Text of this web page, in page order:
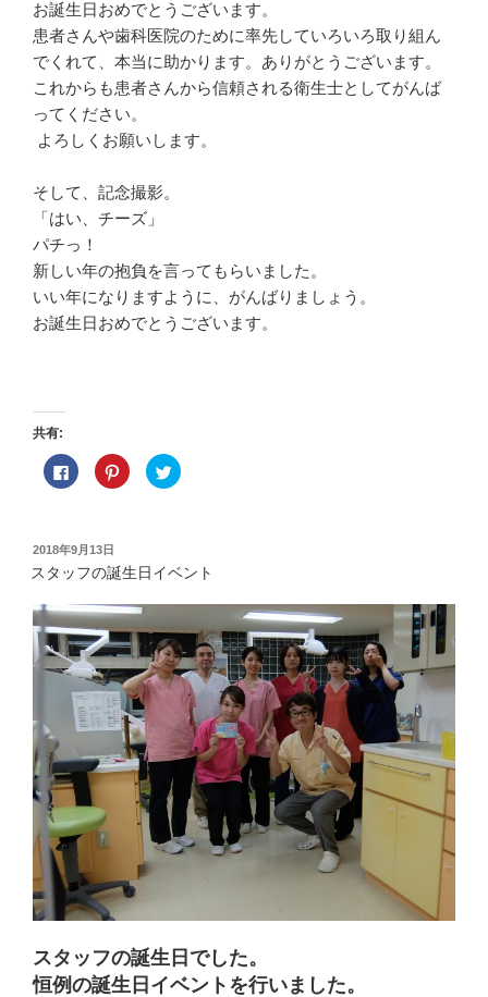
お誕生日おめでとうございます。
患者さんや歯科医院のために率先していろいろ取り組ん
でくれて、本当に助かります。ありがとうございます。
これからも患者さんから信頼される衛生士としてがんば
ってください。
よろしくお願いします。
そして、記念撮影。
「はい、チーズ」
パチっ！
新しい年の抱負を言ってもらいました。
いい年になりますように、がんばりましょう。
お誕生日おめでとうございます。
共有:
F
a
o
k
で
共
す
る
に
は
ク
リ
ッ
ク
し
て
だ
さ
い
(
新
し
い
ウ
ィ
ン
ド
ウ
で
開
ま
す
)
ク
リ
n
t
r
e
s
t
で
共
有
(
新
し
い
ウ
ィ
ン
)
ク
リ
i
で
共
有
(
し
ウ
ィ
ン
き
ま
す
)
投
稿
2018年9月13日
スタッフの誕生日イベント
スタッフの誕生日でした。
恒例の誕生日イベントを行いました。